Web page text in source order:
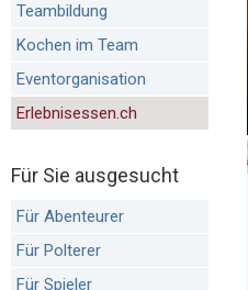
Teambildung
Kochen im Team
Eventorganisation
Erlebnisessen.ch
Für Sie ausgesucht
Für Abenteurer
Für Polterer
Für Spieler